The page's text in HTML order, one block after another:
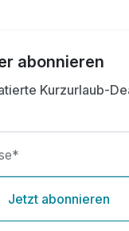
abonnieren
Kurzurlaub-
Jetzt abonnieren